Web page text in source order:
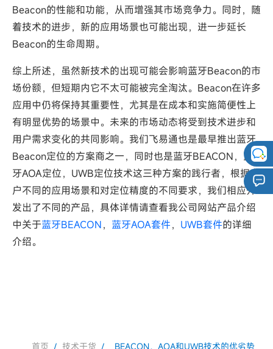
Beacon的性能和功能，从而增强其市场竞争力。同时，随
着技术的进步，新的应用场景也可能出现，进一步延长
Beacon的生命周期。
综上所述，虽然新技术的出现可能会影响蓝牙Beacon的市
场份额，但短期内它不太可能被完全淘汰。Beacon在许多
应用中仍将保持其重要性，尤其是在成本和实施简便性上
有明显优势的场景中。未来的市场动态将受到技术进步和
用户需求变化的共同影响。我们飞易通也是最早推出蓝牙
Beacon定位的方案商之一，同时也是蓝牙BEACON，蓝
牙AOA定位，UWB定位技术这三种方案的践行者，根据客
户不同的应用场景和对定位精度的不同要求，我们相应开
发出了不同的产品，具体详情请查看我公司网站产品介绍
中关于蓝牙BEACON， 蓝牙AOA套件， UWB套件的详细
介绍。
首页 / 技术干货 /
BEACON，AOA和UWB技术的优劣势